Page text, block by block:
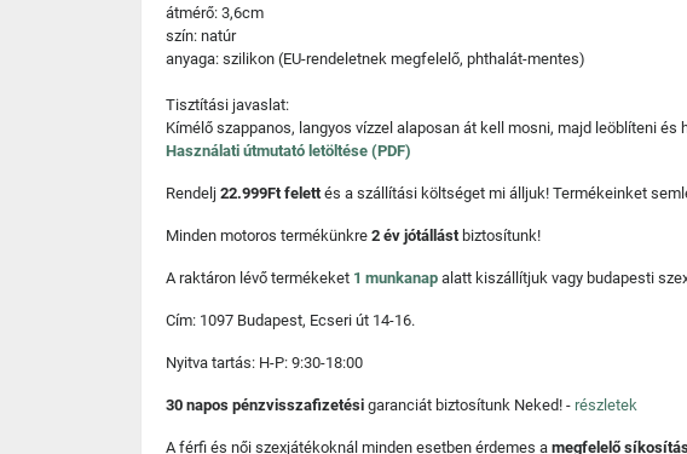
átmérő: 3,6cm
szín: natúr
anyaga: szilikon (EU-rendeletnek megfelelő, phthalát-mentes)
Tisztítási javaslat:
Kímélő szappanos, langyos vízzel alaposan át kell mosni, majd leöblíteni
Használati útmutató letöltése (PDF)
Rendelj 22.999Ft felettés a szállítási költséget mi álljuk! Termékeinket
Minden motoros termékünkre 2 év jótállást biztosítunk!
A raktáron lévő termékeket 1 munkanap alatt kiszállítjuk vagy budapesti
Cím: 1097 Budapest, Ecseri út 14-16.
Nyitva tartás: H-P: 9:30-18:00
30 napos pénzvisszafizetési garanciát biztosítunk Neked! - részletek
A férfi és női szexjátékoknál minden esetben érdemes a megfelelő